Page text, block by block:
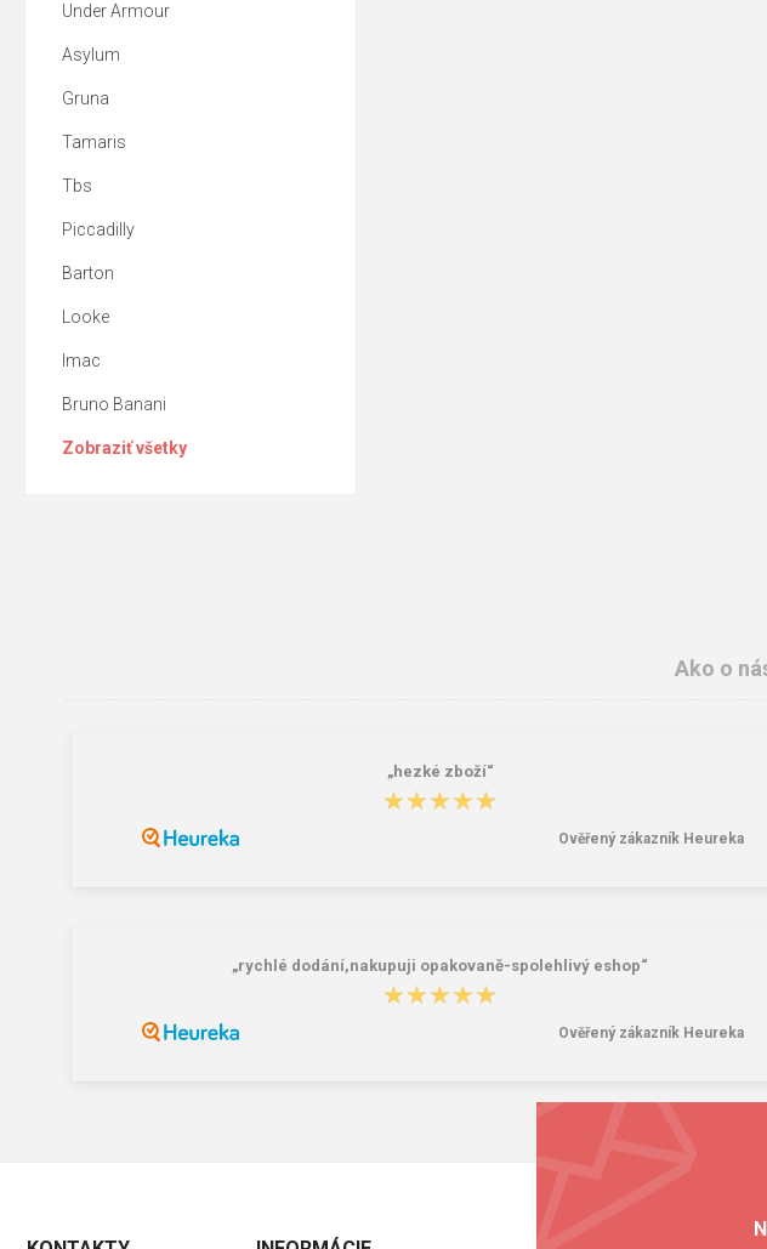
Under Armour
Asylum
Gruna
Tamaris
Tbs
Piccadilly
Barton
Looke
Imac
Bruno Banani
Zobraziť všetky
Ako o
„hezké zboží“
★★★★★
★★★★★
Ověřený zákazník Heureka
„rychlé dodání,nakupuji opakovaně-spolehlivý eshop“
★★★★★
★★★★★
Ověřený zákazník Heureka